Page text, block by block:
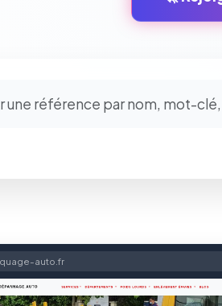
auto.fr